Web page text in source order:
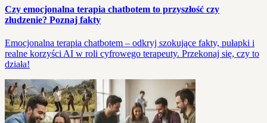
Czy emocjonalna terapia chatbotem to przyszłość czy
złudzenie? Poznaj fakty
Emocjonalna terapia chatbotem – odkryj szokujące fakty, pułapki i
realne korzyści AI w roli cyfrowego terapeuty. Przekonaj się, czy to
działa!